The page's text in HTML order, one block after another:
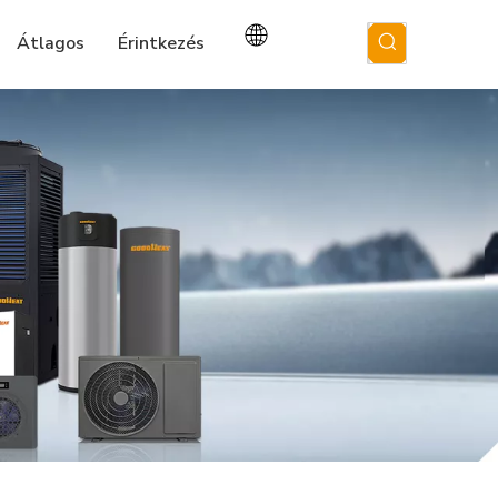
Átlagos Érintkezés